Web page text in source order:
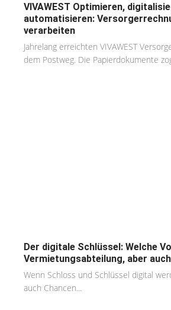
VIVAWEST Optimieren,
automatisieren:
verarbeiten
Jahrelang erreichten VIVAWEST
dem Postweg. Die Papierdokumente
Der digitale Schlüssel: Welche
Vermietungsabteilung, aber
Wenn Schloss und Schlüssel digital
auch Chancen...